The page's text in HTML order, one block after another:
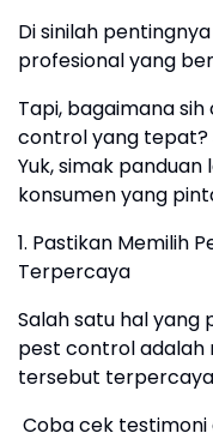
Di sinilah
profesional yang
Tapi, bagaimana
control yang tepat?
Yuk, simak
konsumen yang
1. Pastikan Memilih
Terpercaya
Salah satu hal yang
pest control adalah
tersebut
Coba cek